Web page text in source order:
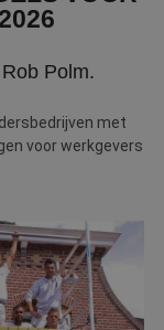
Polm.
met
voor werkgevers